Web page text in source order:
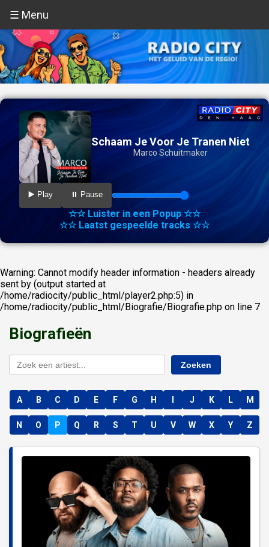
☰ Menu
Schaam Je Voor Je Tranen Niet
Marco Schuitmaker
▶️ Play ⏸️ Pause
☆☆ Luister in een Popup ☆☆
☆☆ Laatst gespeelde tracks ☆☆
Warning: Cannot modify header information - headers already
sent by (output started at
/home/radiocity/public_html/player2.php:5) in
/home/radiocity/public_html/Biografie/Biografie.php on line 7
Biografieën
Zoeken
A B C D E F G H I J K L M
N O P Q R S T U V W X Y Z